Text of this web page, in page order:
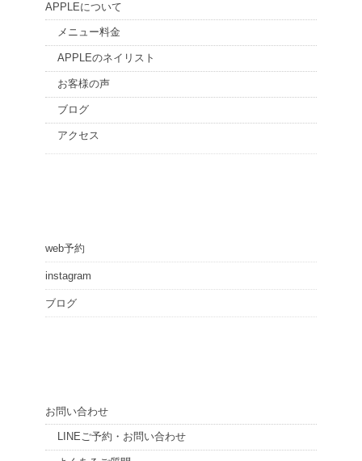
APPLEについて
メニュー料金
APPLEのネイリスト
お客様の声
ブログ
アクセス
web予約
instagram
ブログ
お問い合わせ
LINEご予約・お問い合わせ